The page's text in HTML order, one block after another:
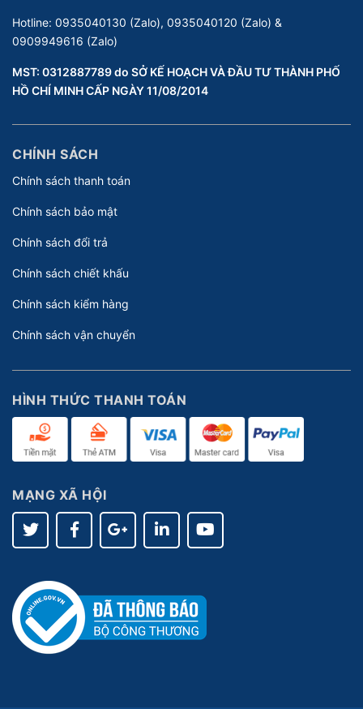
Hotline: 0935040130 (Zalo), 0935040120 (Zalo) &
0909949616 (Zalo)
MST: 0312887789 do SỞ KẾ HOẠCH VÀ ĐẦU TƯ THÀNH PHỐ
HỒ CHÍ MINH CẤP NGÀY 11/08/2014
CHÍNH SÁCH
Chính sách thanh toán
Chính sách bảo mật
Chính sách đổi trả
Chính sách chiết khấu
Chính sách kiểm hàng
Chính sách vận chuyển
HÌNH THỨC THANH TOÁN
MẠNG XÃ HỘI